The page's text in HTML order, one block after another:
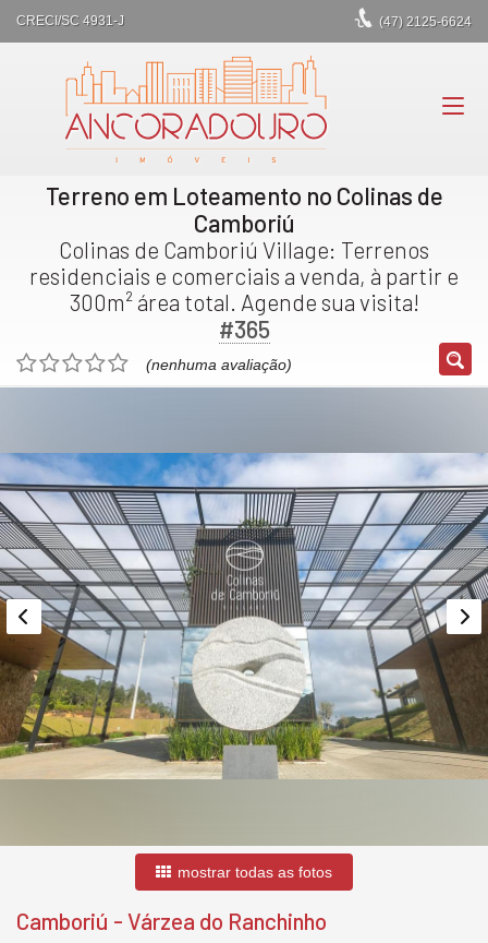
CRECI/SC 4931-J (47) 2125-6624
Terreno em Loteamento no Colinas de
Camboriú
Colinas de Camboriú Village: Terrenos
residenciais e comerciais a venda, à partir e
300m² área total. Agende sua visita!
#365
(nenhuma avaliação)
mostrar todas as fotos
Camboriú - Várzea do Ranchinho